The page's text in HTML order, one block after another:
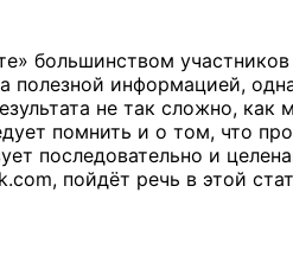
большинством
полезной информацией,
не так сложно, как
помнить и о том, что
последовательно и
пойдёт речь в этой